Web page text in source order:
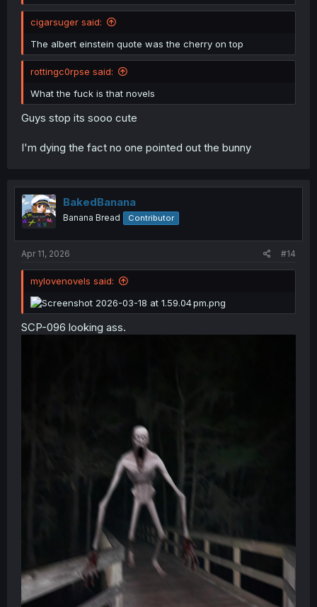
cigarsuger said:
The albert einstein quote was the cherry on top
rottingc0rpse said:
What the fuck is that novels
Guys stop its sooo cute
I'm dying the fact no one pointed out the bunny
BakedBanana
Banana Bread Contributor
Apr 11, 2026 #14
mylovenovels said:
SCP-096 looking ass.